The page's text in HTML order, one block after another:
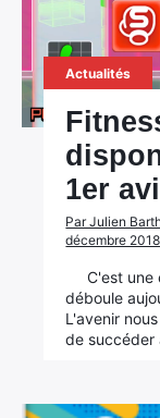
Actualités
1er
Par Julien
décembre 2018
C'est une
déboule
L'avenir
de succéder